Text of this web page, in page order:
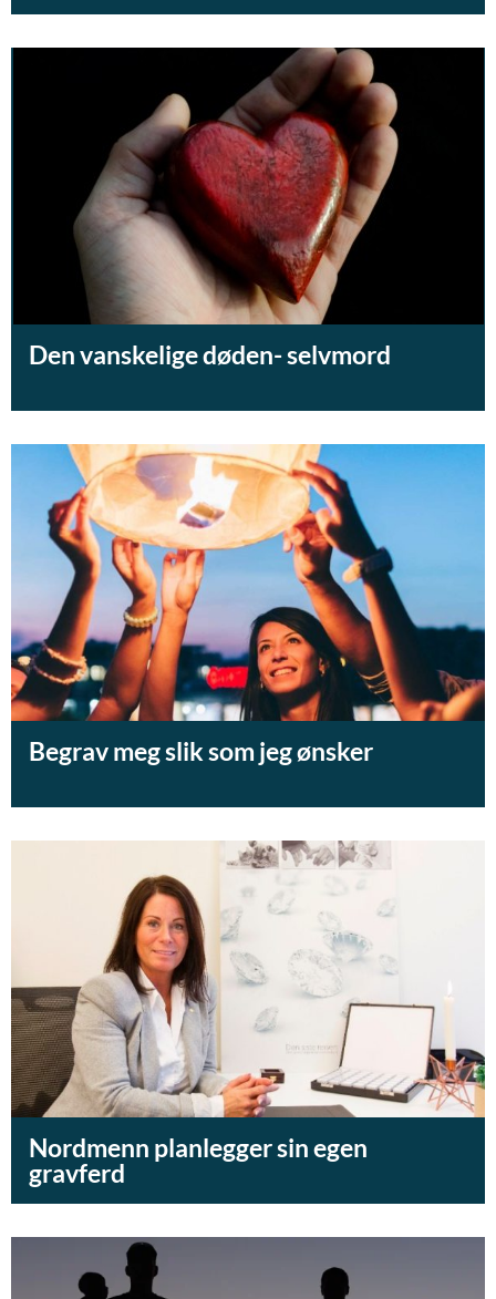
Den vanskelige døden- selvmord
Begrav meg slik som jeg ønsker
Nordmenn planlegger sin egen
gravferd